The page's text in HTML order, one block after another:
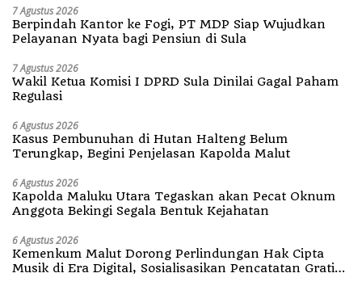
7 Agustus 2026
Berpindah Kantor ke Fogi, PT MDP Siap Wujudkan
Pelayanan Nyata bagi Pensiun di Sula
7 Agustus 2026
Wakil Ketua Komisi I DPRD Sula Dinilai Gagal Paham
Regulasi
6 Agustus 2026
Kasus Pembunuhan di Hutan Halteng Belum
Terungkap, Begini Penjelasan Kapolda Malut
6 Agustus 2026
Kapolda Maluku Utara Tegaskan akan Pecat Oknum
Anggota Bekingi Segala Bentuk Kejahatan
6 Agustus 2026
Kemenkum Malut Dorong Perlindungan Hak Cipta
Musik di Era Digital, Sosialisasikan Pencatatan Gratis